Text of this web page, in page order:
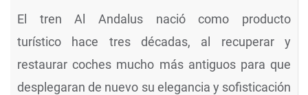
El tren Al Andalus nació como producto
turístico hace tres décadas, al recuperar y
restaurar coches mucho más antiguos para que
desplegaran de nuevo su elegancia y sofisticación